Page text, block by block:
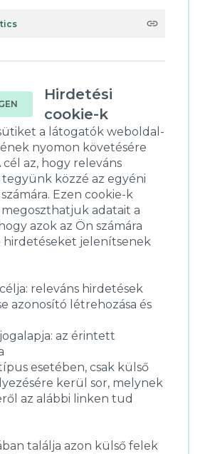
Hirdetési
cookie-k
a látogatók weboldal-
nyomon követésére
cél az, hogy releváns
közzé az egyéni
Ezen cookie-k
adatait a
azok az Ön számára
jelenítsenek
releváns hirdetések
azonosító létrehozása és
az érintett
esetében, csak külső
kerül sor, melynek
az alábbi linken tud
találja azon külső felek